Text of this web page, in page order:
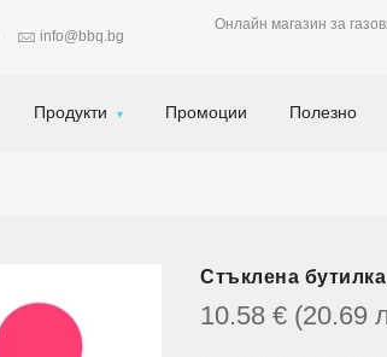
info@bbq.bg
Онлайн магазин за
Продукти Промоции Полезно
Стъклена
10.58 € (20.69